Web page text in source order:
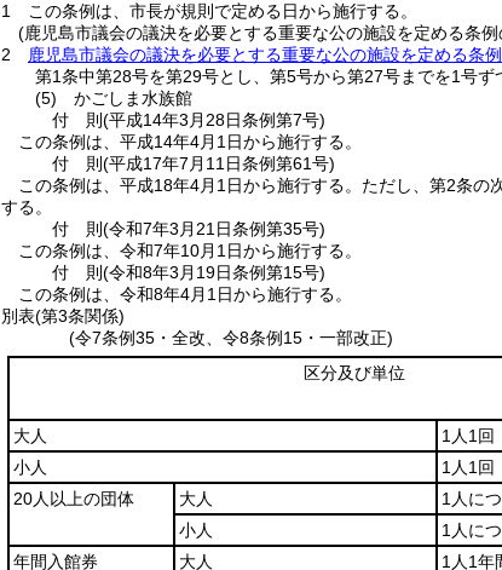
1
この条例は、市長が規則で定める日から施行する。
(鹿児島市議会の議決を必要とする重要な公の施設を定める条
2
鹿児島市議会の議決を必要とする重要な公の施設を定める条例
第1条中第28号を第29号とし、第5号から第27号までを1号ず
(5) かごしま水族館
付 則(平成14年3月28日条例第7号)
この条例は、平成14年4月1日から施行する。
付 則(平成17年7月11日条例第61号)
この条例は、平成18年4月1日から施行する。 ただし、第2条の
する。
付 則(令和7年3月21日条例第35号)
この条例は、令和7年10月1日から施行する。
付 則(令和8年3月19日条例第15号)
この条例は、令和8年4月1日から施行する。
別表(第3条関係)
(令7条例35・全改、令8条例15・一部改正)
区分及び単位
大人
1人1回
小人
1人1回
20人以上の団体
大人 1人に
小人
1人に
年間入館券
大人 1人1年